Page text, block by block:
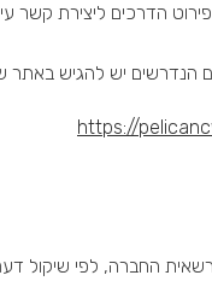
הדרכים ליצירת קשר
יש להגיש באתר
https://
החברה, לפי שיקול